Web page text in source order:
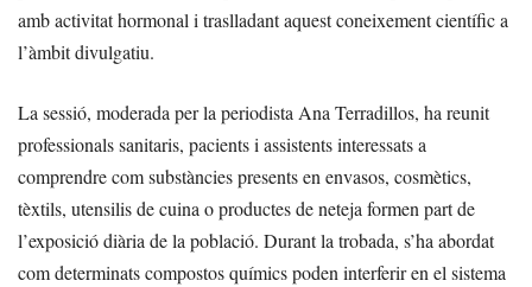
amb activitat hormonal i traslladant aquest coneixement científic a
l’àmbit divulgatiu.
La sessió, moderada per la periodista Ana Terradillos, ha reunit
professionals sanitaris, pacients i assistents interessats a
comprendre com substàncies presents en envasos, cosmètics,
tèxtils, utensilis de cuina o productes de neteja formen part de
l’exposició diària de la població. Durant la trobada, s’ha abordat
com determinats compostos químics poden interferir en el sistema